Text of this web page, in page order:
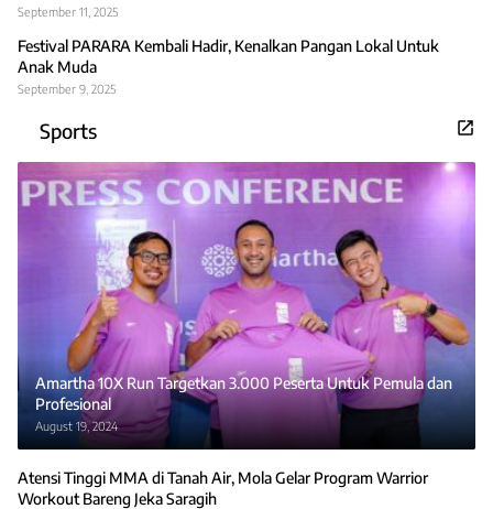
September 11, 2025
Festival PARARA Kembali Hadir, Kenalkan Pangan Lokal Untuk
Anak Muda
September 9, 2025
Sports
Amartha 10X Run Targetkan 3.000 Peserta Untuk Pemula dan
Profesional
August 19, 2024
Atensi Tinggi MMA di Tanah Air, Mola Gelar Program Warrior
Workout Bareng Jeka Saragih